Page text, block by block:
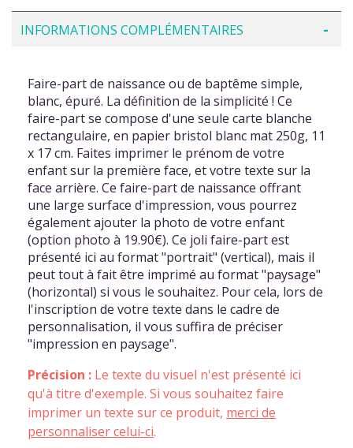
INFORMATIONS COMPLÉMENTAIRES
Faire-part de naissance ou de baptême simple,
blanc, épuré. La définition de la simplicité ! Ce
faire-part se compose d'une seule carte blanche
rectangulaire, en papier bristol blanc mat 250g, 11
x 17 cm. Faites imprimer le prénom de votre
enfant sur la première face, et votre texte sur la
face arrière. Ce faire-part de naissance offrant
une large surface d'impression, vous pourrez
également ajouter la photo de votre enfant
(option photo à 19.90€). Ce joli faire-part est
présenté ici au format "portrait" (vertical), mais il
peut tout à fait être imprimé au format "paysage"
(horizontal) si vous le souhaitez. Pour cela, lors de
l'inscription de votre texte dans le cadre de
personnalisation, il vous suffira de préciser
"impression en paysage".
Précision : Le texte du visuel n'est présenté ici
qu'à titre d'exemple. Si vous souhaitez faire
imprimer un texte sur ce produit, merci de
personnaliser celui-ci.